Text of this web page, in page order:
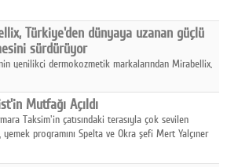
Madoka Plus Türkiye'de satışa sunuldu.
Türkiye'den dünyaya uzanan güçlü
sürdürüyor
yenilikçi dermokozmetik markalarından Mirabellix,
hem yurt içinde hem de uluslararası pazarlarda
sürdürüyor.
Mutfağı Açıldı
Taksim'in çatısındaki terasıyla çok sevilen
yemek programını Spelta ve Okra şefi Mert Yalçıner